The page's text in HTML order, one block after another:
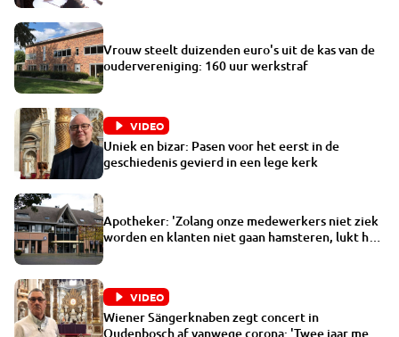
Vrouw steelt duizenden euro's uit de kas van de
oudervereniging: 160 uur werkstraf
VIDEO
Uniek en bizar: Pasen voor het eerst in de
geschiedenis gevierd in een lege kerk
Apotheker: 'Zolang onze medewerkers niet ziek
worden en klanten niet gaan hamsteren, lukt het
VIDEO
Wiener Sängerknaben zegt concert in
Oudenbosch af vanwege corona: 'Twee jaar mee